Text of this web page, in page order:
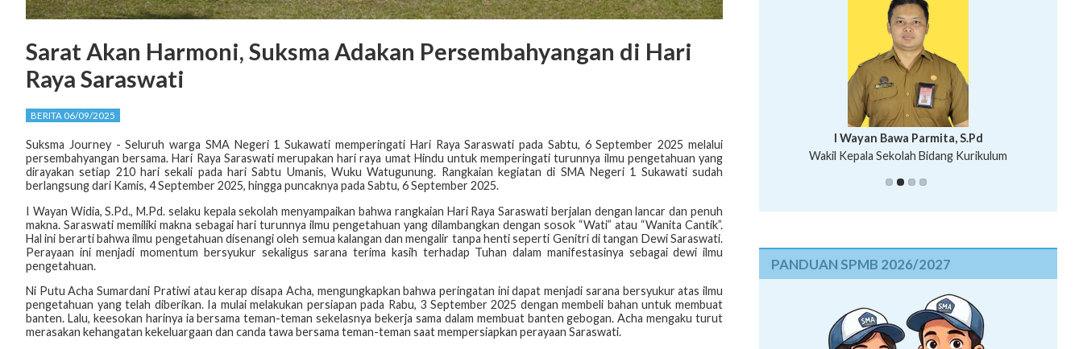
Sarat Akan Harmoni, Suksma Adakan Persembahyangan di Hari
Raya Saraswati
BERITA 06/09/2025
Suksma Journey - Seluruh warga SMA Negeri 1 Sukawati memperingati Hari Raya Saraswati pada Sabtu, 6 September 2025 melalui
persembahyangan bersama. Hari Raya Saraswati merupakan hari raya umat Hindu untuk memperingati turunnya ilmu pengetahuan yang
dirayakan setiap 210 hari sekali pada hari Sabtu Umanis, Wuku Watugunung. Rangkaian kegiatan di SMA Negeri 1 Sukawati sudah
berlangsung dari Kamis, 4 September 2025, hingga puncaknya pada Sabtu, 6 September 2025.
I Wayan Widia, S.Pd., M.Pd. selaku kepala sekolah menyampaikan bahwa rangkaian Hari Raya Saraswati berjalan dengan lancar dan penuh
makna. Saraswati memiliki makna sebagai hari turunnya ilmu pengetahuan yang dilambangkan dengan sosok “Wati” atau “Wanita Cantik”.
Hal ini berarti bahwa ilmu pengetahuan disenangi oleh semua kalangan dan mengalir tanpa henti seperti Genitri di tangan Dewi Saraswati.
Perayaan ini menjadi momentum bersyukur sekaligus sarana terima kasih terhadap Tuhan dalam manifestasinya sebagai dewi ilmu
pengetahuan.
Ni Putu Acha Sumardani Pratiwi atau kerap disapa Acha, mengungkapkan bahwa peringatan ini dapat menjadi sarana bersyukur atas ilmu
pengetahuan yang telah diberikan. Ia mulai melakukan persiapan pada Rabu, 3 September 2025 dengan membeli bahan untuk membuat
banten. Lalu, keesokan harinya ia bersama teman-teman sekelasnya bekerja sama dalam membuat banten gebogan. Acha mengaku turut
merasakan kehangatan kekeluargaan dan canda tawa bersama teman-teman saat mempersiapkan perayaan Saraswati.
Putu Suhartana, S.Pd.
I Wayan Bawa Parmita, S.Pd
Wakil Kepala Sekolah Bidang Kurikulum
I Wayan Gede Aditya Pratita, S.Pd., M.Sn
Ni Wayan Nopi Sutantri, S.Pd.
PANDUAN SPMB 2026/2027